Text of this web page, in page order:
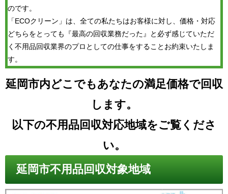
のです。
「ECOクリーン」は、全ての私たちはお客様に対し、価格・対応
どちらをとっても『最高の回収業務だった』と必ず感じていただ
く不用品回収業界のプロとしての仕事をすることお約束いたしま
す。
延岡市内どこでもあなたの満足価格で回収
します。
以下の不用品回収対応地域をご覧くださ
い。
延岡市不用品回収対象地域